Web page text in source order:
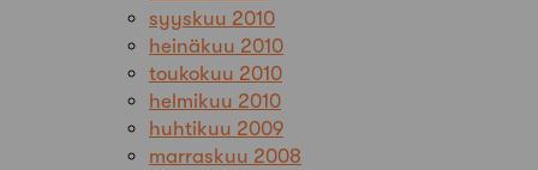
syyskuu 2010
heinäkuu 2010
toukokuu 2010
helmikuu 2010
huhtikuu 2009
marraskuu 2008